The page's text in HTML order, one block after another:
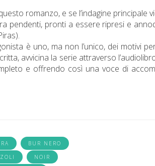
romanzo, e se l’indagine
pendenti, pronti a essere ripresi e
è uno, ma non l’unico, dei motivi
avvicina la serie attraverso
e offrendo così una voce di
BUR NERO
NOIR